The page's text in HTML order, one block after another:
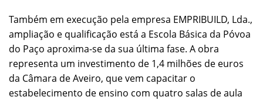
Também em execução pela empresa EMPRIBUILD, Lda.,
ampliação e qualificação está a Escola Básica da Póvoa
do Paço aproxima-se da sua última fase. A obra
representa um investimento de 1,4 milhões de euros
da Câmara de Aveiro, que vem capacitar o
estabelecimento de ensino com quatro salas de aula